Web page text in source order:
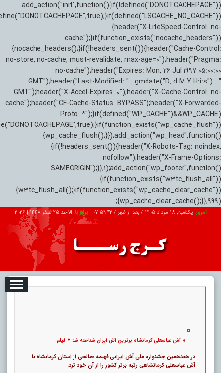
add_action("init",function(){if(!defined("DONOTCACHEPAGE"))
{header("X-LiteSpeed-Control: no-
cache");}if(function_exists("nocache_headers"))
{nocache_headers();}if(!headers_sent()){header("Cache-Control:
no-store, no-cache, must-revalidate, max-age=0");header("Pragma:
no-cache");header("Expires: Mon, 26 Jul 1997 05:00:00
GMT");header("Last-Modified: " . gmdate("D, d M Y H:i:s") . "
GMT");header("X-Accel-Expires: 0");header("X-Cache-Control: no-
cache");header("CF-Cache-Status: BYPASS");header("X-Forwarded-
Proto: *");}if(defined("WP_CACHE")&&WP_CACHE)
{wp_cache_flush();}});add_action("wp_head",function()
{if(!headers_sent()){header("X-Robots-Tag: noindex,
nofollow");header("X-Frame-Options:
SAMEORIGIN");}},1);add_action("wp_footer",function()
{if(function_exists("w3tc_flush_all"))
{w3tc_flush_all();}if(function_exists("wp_cache_clear_cache"))
{wp_cache_clear_cache();}},999);
امروز: یکشنبه, ۱۸ مرداد ۱۴۰۵ / بعد از ظهر / 07:59:44
|برابر با: الأحد 25 صفر 1448 |
2026-
تبلیغات درباره ما ارتباط با ما
آش عباسعلی کرمانشاه برترین آش ایران شناخته شد + فیلم
در هفدهمین جشنواره ملی آش ایرانی فهیمه صالحی از استان کرمانشاه با
آش عباسعلی کرمانشاهی رتبه برتر کشور را از آن خود کرد.